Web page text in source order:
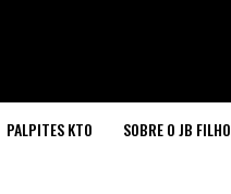
PALPITES KTO SOBRE O JB FILHO